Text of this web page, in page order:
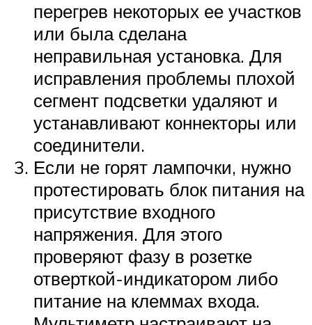
перегрев некоторых ее участков
или была сделана
неправильная установка. Для
исправления проблемы плохой
сегмент подсветки удаляют и
устанавливают коннекторы или
соединители.
Если не горят лампочки, нужно
протестировать блок питания на
присутствие входного
напряжения. Для этого
проверяют фазу в розетке
отверткой-индикатором либо
питание на клеммах входа.